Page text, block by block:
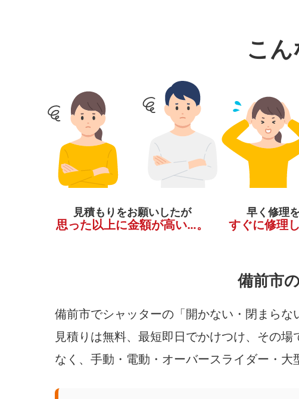
こん
見積もりをお願いしたが
思った以上に金額が高い…。
早く修理
すぐに修理
備前市の
備前市でシャッターの「開かない・閉まら
見積りは無料、最短即日でかけつけ、その
なく、手動・電動・オーバースライダー・大